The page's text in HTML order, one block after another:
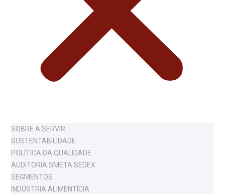
SOBRE A SERVIR
SUSTENTABILIDADE
POLÍTICA DA QUALIDADE
AUDITORIA SMETA SEDEX
SEGMENTOS
INDÚSTRIA ALIMENTÍCIA